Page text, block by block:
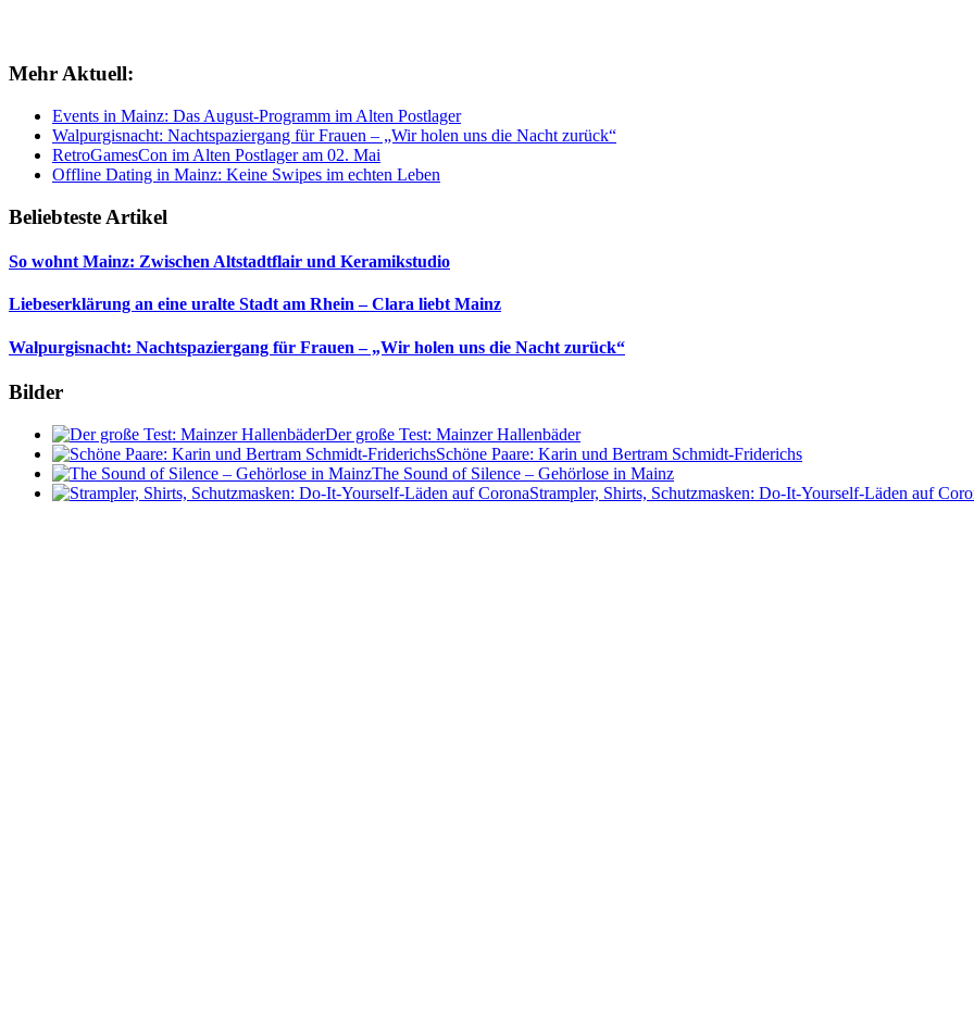
Mehr Aktuell:
Events in Mainz: Das August-Programm im Alten Postlager
Walpurgisnacht: Nachtspaziergang für Frauen – „Wir holen uns die Nacht zurück“
RetroGamesCon im Alten Postlager am 02. Mai
Offline Dating in Mainz: Keine Swipes im echten Leben
Beliebteste Artikel
So wohnt Mainz: Zwischen Altstadtflair und Keramikstudio
Liebeserklärung an eine uralte Stadt am Rhein – Clara liebt Mainz
Walpurgisnacht: Nachtspaziergang für Frauen – „Wir holen uns die Nacht zurück“
Bilder
Der große Test: Mainzer Hallenbäder
Schöne Paare: Karin und Bertram Schmidt-Friderichs
The Sound of Silence – Gehörlose in Mainz
Strampler, Shirts, Schutzmasken: Do-It-Yourself-Läden auf